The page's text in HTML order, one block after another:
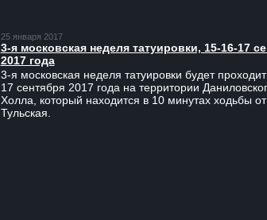
25 января 2017
3-я московская неделя татуировки, 15-16-17
2017 года
3-я московская неделя татуировки будет
17 сентября 2017 года на территории
Холла, который находится в 10 минутах ходьбы
Тульская.